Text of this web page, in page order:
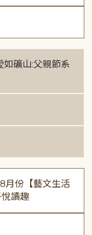
如礦山:父親節系
8月份【藝文生活
讀趣